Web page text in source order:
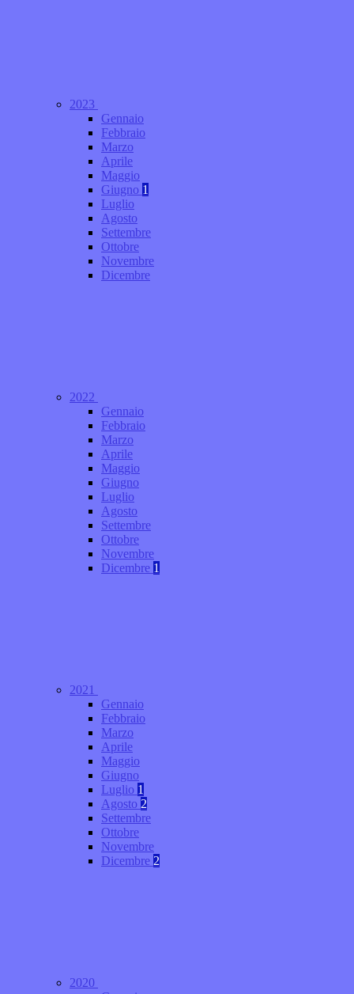
2023
Gennaio
Febbraio
Marzo
Aprile
Maggio
Giugno 1
Luglio
Agosto
Settembre
Ottobre
Novembre
Dicembre
2022
Gennaio
Febbraio
Marzo
Aprile
Maggio
Giugno
Luglio
Agosto
Settembre
Ottobre
Novembre
Dicembre 1
2021
Gennaio
Febbraio
Marzo
Aprile
Maggio
Giugno
Luglio 1
Agosto 2
Settembre
Ottobre
Novembre
Dicembre 2
2020